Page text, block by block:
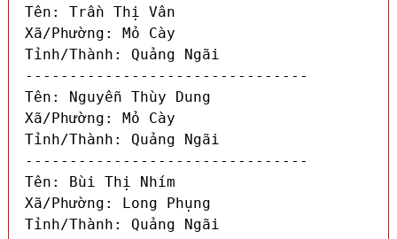
Tên: Trần Thị Vân
Xã/Phường: Mỏ Cày
Tỉnh/Thành: Quảng Ngãi
--------------------------------
Tên: Nguyễn Thùy Dung
Xã/Phường: Mỏ Cày
Tỉnh/Thành: Quảng Ngãi
--------------------------------
Tên: Bùi Thị Nhím
Xã/Phường: Long Phụng
Tỉnh/Thành: Quảng Ngãi